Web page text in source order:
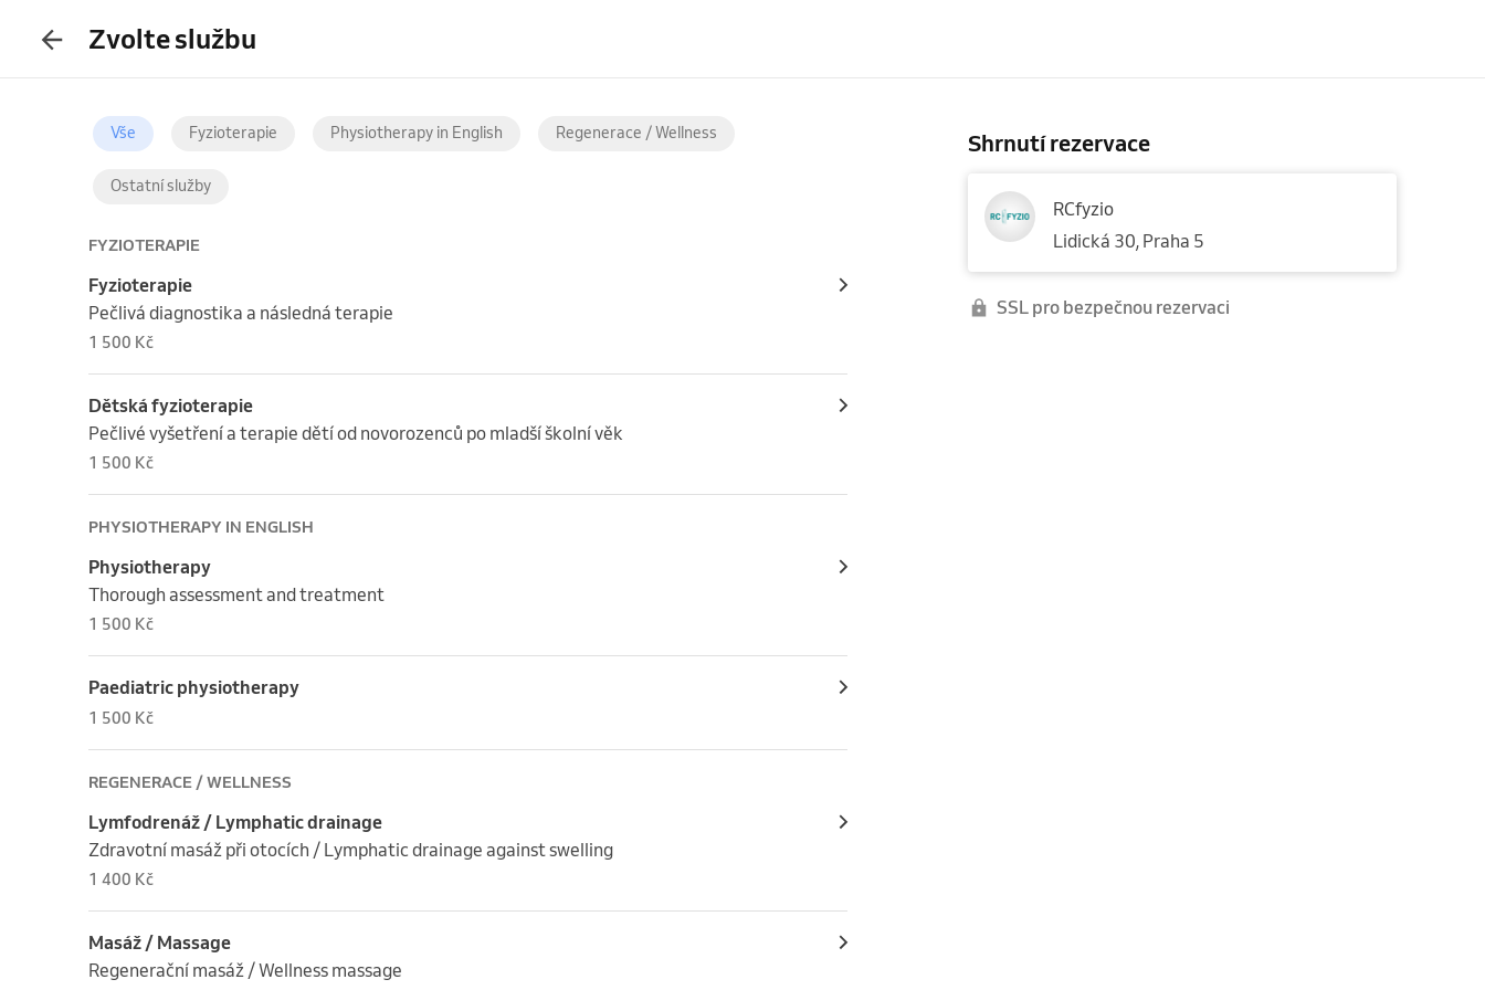
Zvolte službu
Vše Fyzioterapie Physiotherapy in English Regenerace / Wellness
Ostatní služby
FYZIOTERAPIE
Fyzioterapie
Pečlivá diagnostika a následná terapie
1 500 Kč
Dětská fyzioterapie
Pečlivé vyšetření a terapie dětí od novorozenců po mladší školní věk
1 500 Kč
PHYSIOTHERAPY IN ENGLISH
Physiotherapy
Thorough assessment and treatment
1 500 Kč
Paediatric physiotherapy
1 500 Kč
REGENERACE / WELLNESS
Lymfodrenáž / Lymphatic drainage
Zdravotní masáž při otocích / Lymphatic drainage against swelling
1 400 Kč
Masáž / Massage
Regenerační masáž / Wellness massage
Shrnutí rezervace
RCfyzio
Lidická 30, Praha 5
SSL pro bezpečnou rezervaci